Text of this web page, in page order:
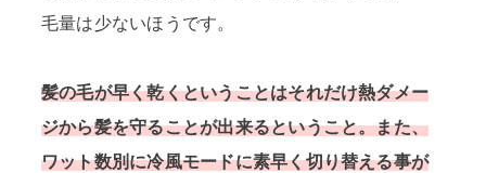
毛量は少ないほうです。
髪の毛が早く乾くということはそれだけ熱ダメー
ジから髪を守ることが出来るということ。また、
ワット数別に冷風モードに素早く切り替える事が